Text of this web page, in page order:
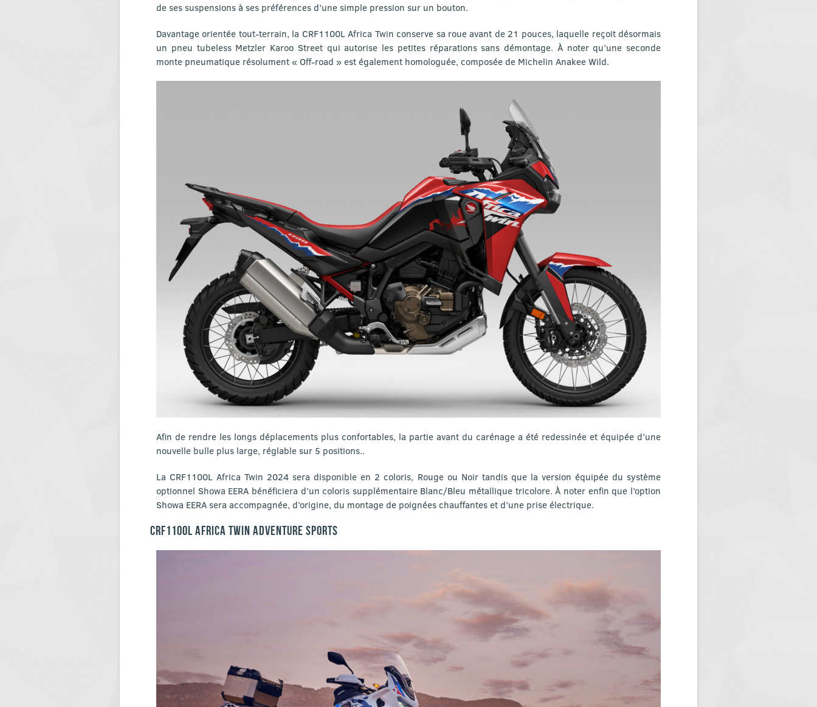
de ses suspensions à ses préférences d’une simple pression sur un bouton.
Davantage orientée tout-terrain, la CRF1100L Africa Twin conserve sa roue avant de 21 pouces, laquelle reçoit désormais
un pneu tubeless Metzler Karoo Street qui autorise les petites réparations sans démontage. À noter qu’une seconde
monte pneumatique résolument « Off-road » est également homologuée, composée de Michelin Anakee Wild.
Afin de rendre les longs déplacements plus confortables, la partie avant du carénage a été redessinée et équipée d’une
nouvelle bulle plus large, réglable sur 5 positions..
La CRF1100L Africa Twin 2024 sera disponible en 2 coloris, Rouge ou Noir tandis que la version équipée du système
optionnel Showa EERA bénéficiera d’un coloris supplémentaire Blanc/Bleu métallique tricolore. À noter enfin que l’option
Showa EERA sera accompagnée, d’origine, du montage de poignées chauffantes et d’une prise électrique.
CRF1100L AFRICA TWIN ADVENTURE SPORTS